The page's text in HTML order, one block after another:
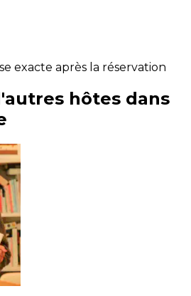
exacte après la réservation
hôtes dans